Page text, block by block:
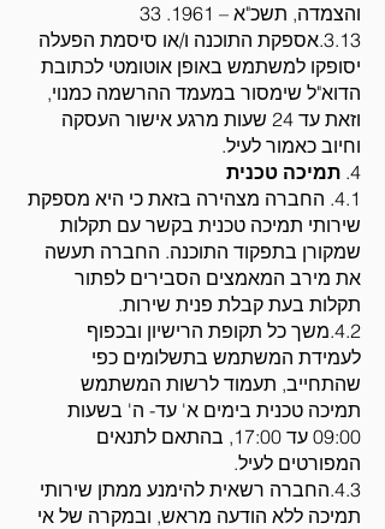
והצמדה, תשכ"א – 1961. 33
3.13.אספקת התוכנה ו/או סיסמת הפעלה
יסופקו למשתמש באופן אוטומטי לכתובת
הדוא"ל שימסור במעמד ההרשמה כמנוי,
וזאת עד 24 שעות מרגע אישור העסקה
וחיוב כאמור לעיל.
4. תמיכה טכנית
4.1. החברה מצהירה בזאת כי היא מספקת
שירותי תמיכה טכנית בקשר עם תקלות
שמקורן בתפקוד התוכנה. החברה תעשה
את מירב המאמצים הסבירים לפתור
תקלות בעת קבלת פנית שירות.
4.2.משך כל תקופת הרישיון ובכפוף
לעמידת המשתמש בתשלומים כפי
שהתחייב, תעמוד לרשות המשתמש
תמיכה טכנית בימים א' עד- ה' בשעות
09:00 עד 17:00, בהתאם לתנאים
המפורטים לעיל.
4.3.החברה רשאית להימנע ממתן שירותי
תמיכה ללא הודעה מראש, ובמקרה של אי